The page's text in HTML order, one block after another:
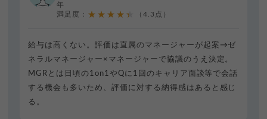
年
満足度： ★★★★★ （4.3点）
給与は高くない。評価は直属のマネージャーが起案→ゼ
ネラルマネージャー×マネージャーで協議のうえ決定。
MGRとは日頃の1on1やQに1回のキャリア面談等で会話
する機会も多いため、評価に対する納得感はあると感じ
る。